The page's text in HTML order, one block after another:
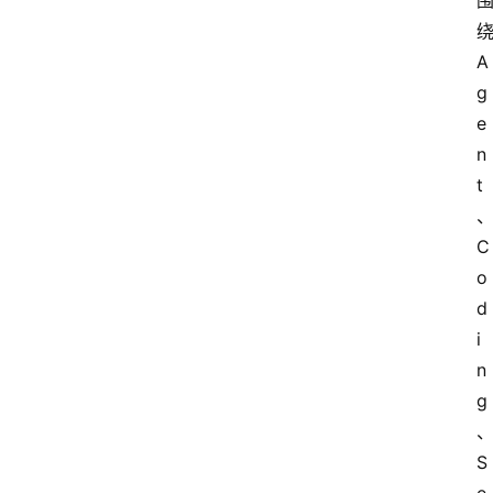
绕
A
g
e
n
t
、
C
o
d
i
n
g
、
S